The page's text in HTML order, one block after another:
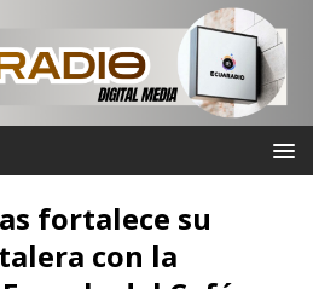
fortalece su
con la